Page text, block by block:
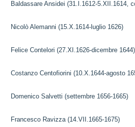
Baldassare Ansidei (31.I.1612-5.XII.1614,
Nicolò Alemanni (15.X.1614-luglio 1626)
Felice Contelori (27.XI.1626-dicembre 1644)
Costanzo Centofiorini (10.X.1644-agosto
Domenico Salvetti (settembre 1656-1665)
Francesco Ravizza (14.VII.1665-1675)